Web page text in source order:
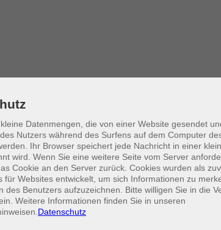
Matte die Muskeln zu stärken und zu formen
das auch im Alltag angewendet werden kann. Die
Dieser Kurs ist sowohl für Anfangende,
Datenmengen, die von einer Website gesendet
Nutzers während des Surfens auf dem Computer
Ihr Browser speichert jede Nachricht in einer
wird. Wenn Sie eine weitere Seite vom Server
Cookie an den Server zurück. Cookies wurden als
für Websites entwickelt, um sich Informationen zu
des Benutzers aufzuzeichnen. Bitte willigen Sie in die
Weitere Informationen finden Sie in unseren
Datenschutz